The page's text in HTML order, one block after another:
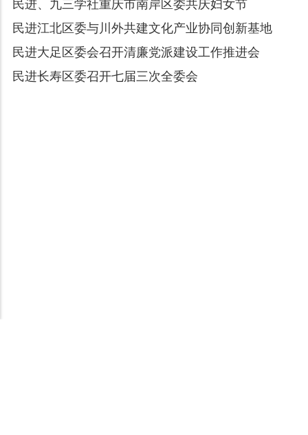
民进、九三学社重庆市南岸区委共庆妇女节
民进江北区委与川外共建文化产业协同创新基地
民进大足区委会召开清廉党派建设工作推进会
民进长寿区委召开七届三次全委会